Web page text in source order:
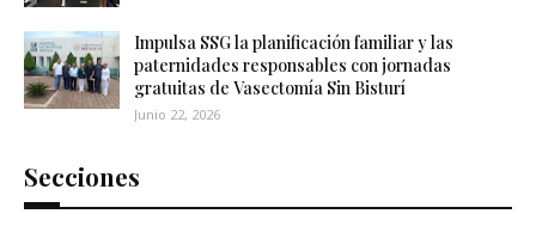
Impulsa SSG la planificación familiar y las
paternidades responsables con jornadas
gratuitas de Vasectomía Sin Bisturí
Junio 22, 2026
Secciones